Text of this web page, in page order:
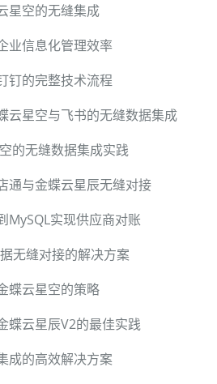
星空的无缝集成
业信息化管理效率
钉的完整技术流程
云星空与飞书的无缝数据集成
的无缝数据集成实践
通与金蝶云星辰无缝对接
MySQL实现供应商对账
无缝对接的解决方案
蝶云星空的策略
蝶云星辰V2的最佳实践
成的高效解决方案